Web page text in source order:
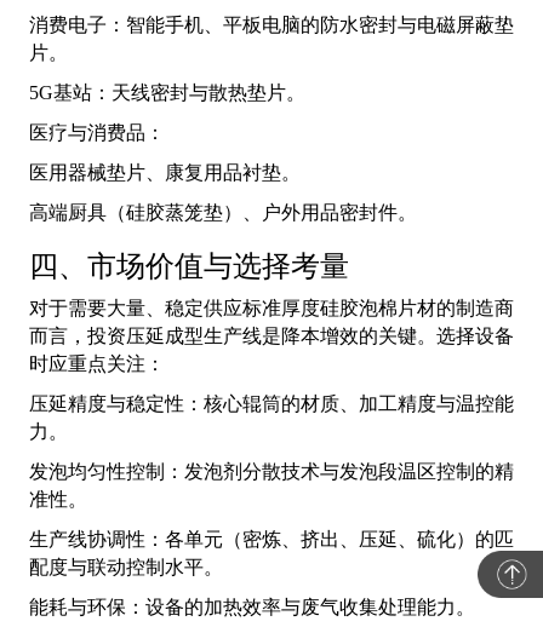
消费电子：智能手机、平板电脑的防水密封与电磁屏蔽垫
片。
5G基站：天线密封与散热垫片。
医疗与消费品：
医用器械垫片、康复用品衬垫。
高端厨具（硅胶蒸笼垫）、户外用品密封件。
四、市场价值与选择考量
对于需要大量、稳定供应标准厚度硅胶泡棉片材的制造商
而言，投资压延成型生产线是降本增效的关键。选择设备
时应重点关注：
压延精度与稳定性：核心辊筒的材质、加工精度与温控能
力。
发泡均匀性控制：发泡剂分散技术与发泡段温区控制的精
准性。
生产线协调性：各单元（密炼、挤出、压延、硫化）的匹
配度与联动控制水平。
能耗与环保：设备的加热效率与废气收集处理能力。